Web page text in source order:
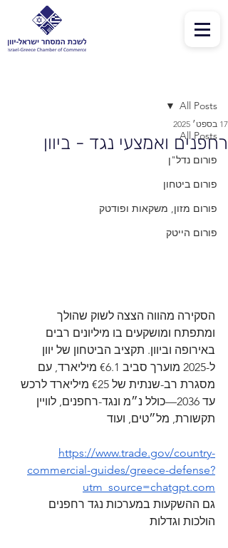
All Posts
פורום נדל"ן
פורום ביטחון
פורום מזון, משקאות ופודטק
פורום הייטק
All Posts
רחפנים ואמצעי נגד - ביוון
17 בספט׳ 2025
הסקירה מהווה הצצה לשוק שהולך
ומתפתח ומושקעים בו מיליונים רבים
באירופה וביוון. תקציב הביטחון של יוון
ל-2025 מוערך סביב €6.1 מיליארד, עם
מסגרת רב-שנתית של €25 מיליארד לרכש
עד 2036—כולל נ״מ ונגד-רחפנים, לוויין
תקשורת, מל״טים, ועוד
https://www.trade.gov/country-
commercial-guides/greece-defense?
utm_source=chatgpt.com
גם ההשקעות במערכות נגד רחפנים
הולכות וגדלות